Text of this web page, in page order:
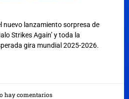
nuevo lanzamiento sorpresa de
Strikes Again’ y toda la
gira mundial 2025-2026.
hay comentarios